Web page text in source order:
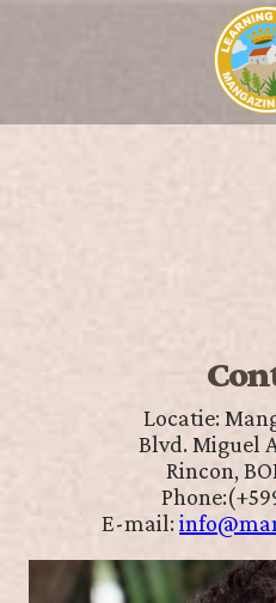
Locatie:
Blvd. Miguel
Rincon,
E-mail: